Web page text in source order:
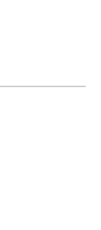
るスイーツギフ